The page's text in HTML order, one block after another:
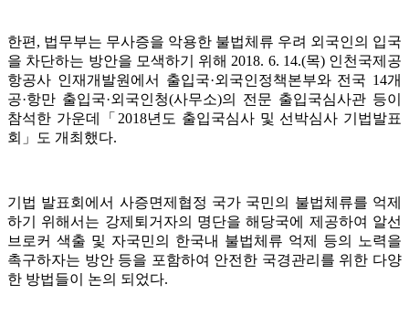
한편, 법무부는 무사증을 악용한 불법체류 우려 외국인의 입국
을 차단하는 방안을 모색하기 위해 2018. 6. 14.(목) 인천국제공
항공사 인재개발원에서 출입국·외국인정책본부와 전국 14개
공·항만 출입국·외국인청(사무소)의 전문 출입국심사관 등이
참석한 가운데「2018년도 출입국심사 및 선박심사 기법발표
회」도 개최했다.
기법 발표회에서 사증면제협정 국가 국민의 불법체류를 억제
하기 위해서는 강제퇴거자의 명단을 해당국에 제공하여 알선
브로커 색출 및 자국민의 한국내 불법체류 억제 등의 노력을
촉구하자는 방안 등을 포함하여 안전한 국경관리를 위한 다양
한 방법들이 논의 되었다.